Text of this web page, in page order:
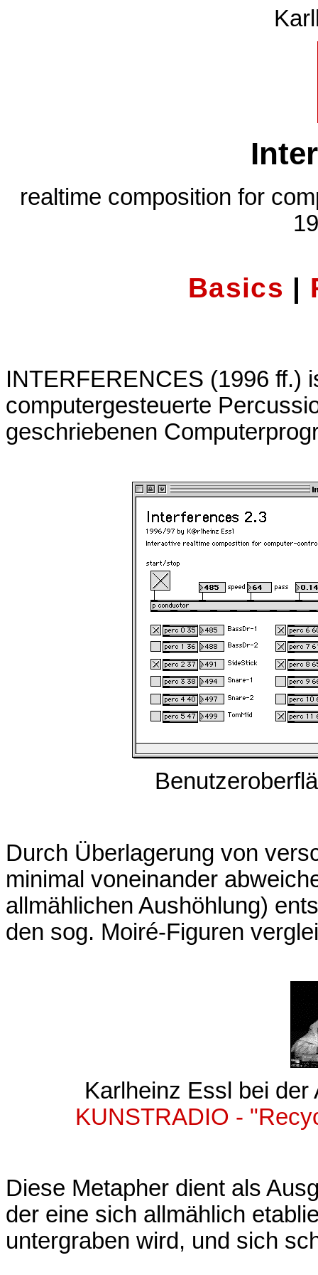
realtime composition for
Basics |
INTERFERENCES (1996 ff.)
computergesteuerte
geschriebenen
Durch Überlagerung von
minimal voneinander
allmählichen Aushöhlung)
den sog. Moiré-Figuren
Karlheinz Essl bei
KUNSTRADIO -
Diese Metapher dient als
der eine sich allmählich
untergraben wird, und sich